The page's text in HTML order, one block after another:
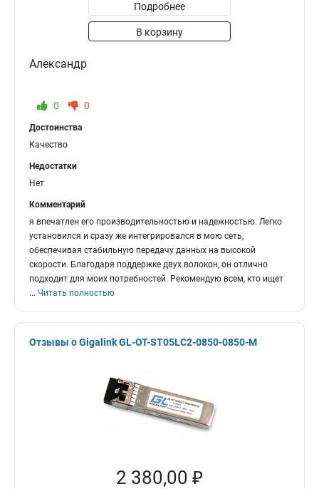
Подробнее
В корзину
Александр
0 0
Достоинства
Качество
Недостатки
Нет
Комментарий
я впечатлен его производительностью и надежностью. Легко
установился и сразу же интегрировался в мою сеть,
обеспечивая стабильную передачу данных на высокой
скорости. Благодаря поддержке двух волокон, он отлично
подходит для моих потребностей. Рекомендую всем, кто ищет
... Читать полностью
Отзывы о Gigalink GL-OT-ST05LC2-0850-0850-M
2 380,00 ₽